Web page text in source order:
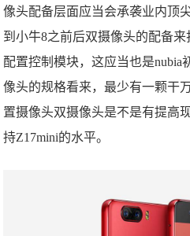
像头配备层面应当会承袭业内顶
到小牛8之前后双摄像头的配备
配置控制模块，这应当也是nubia
像头的规格看来，最少有一颗干
置摄像头双摄像头是不是有提高
持Z17mini的水平。